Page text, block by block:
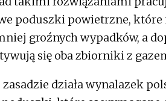
poduszki powietrzne, które
groźnych wypadków, a
się oba zbiorniki z
zasadzie działa wynalazek